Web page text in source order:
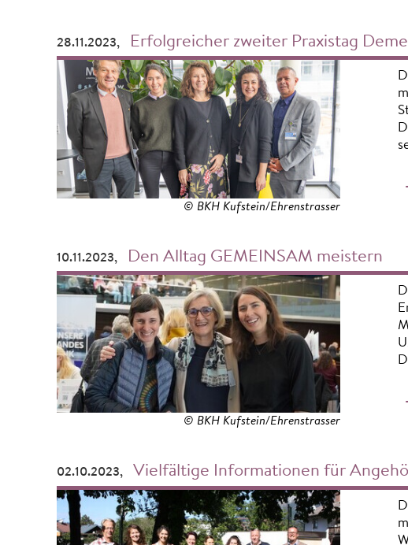
28.11.2023, Erfolgreicher zweiter Praxistag
© BKH Kufstein/Ehrenstrasser
10.11.2023, Den Alltag GEMEINSAM meistern
© BKH Kufstein/Ehrenstrasser
02.10.2023, Vielfältige Informationen für